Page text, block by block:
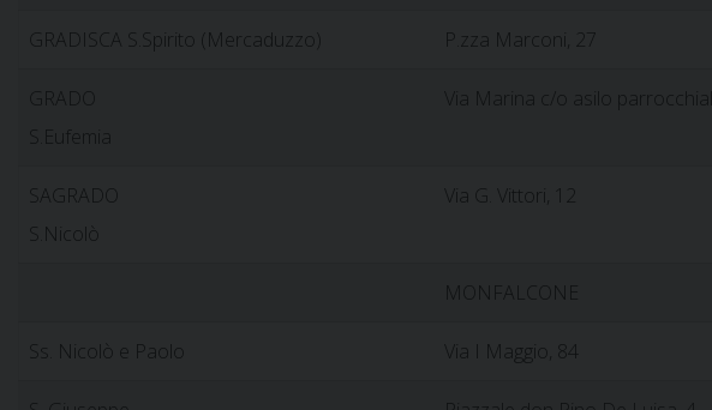
GRADISCA S.Spirito (Mercaduzzo) P.zza Marconi, 27
GRADO
S.Eufemia
Via Marina c/o asilo parrocchiale
SAGRADO
S.Nicolò
Via G. Vittori, 12
MONFALCONE
Ss. Nicolò e Paolo Via I Maggio, 84